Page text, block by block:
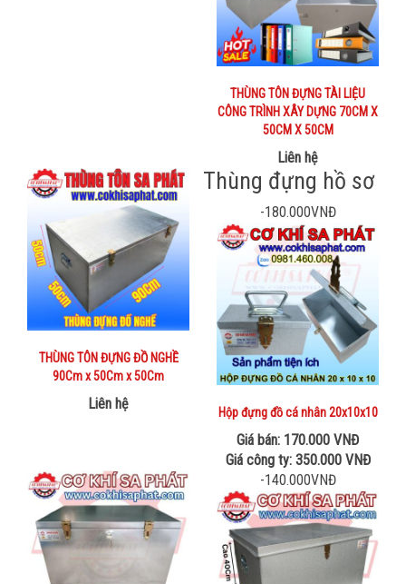
THÙNG TÔN ĐỰNG TÀI LIỆU
CÔNG TRÌNH XÂY DỰNG 70CM X
50CM X 50CM
Liên hệ
THÙNG TÔN ĐỰNG ĐỒ NGHỀ
90Cm x 50Cm x 50Cm
Liên hệ
Thùng đựng hồ sơ
-180.000VNĐ
Hộp đựng đồ cá nhân 20x10x10
Giá bán: 170.000 VNĐ
Giá công ty: 350.000 VNĐ
-140.000VNĐ